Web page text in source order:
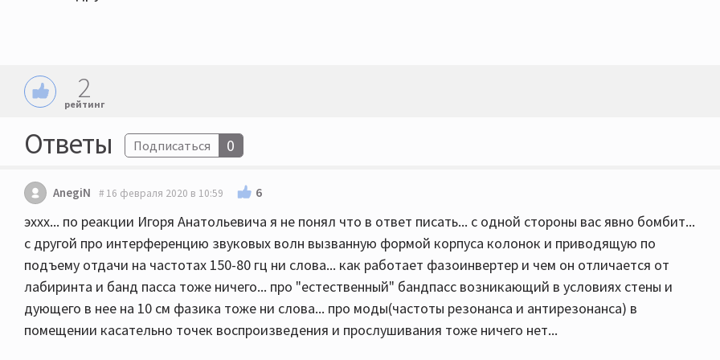
2
рейтинг
Ответы Подписаться 0
AnegiN 16 февраля 2020 в 10:59 6
эххх... по реакции Игоря Анатольевича я не понял что в ответ писать... с одной стороны вас явно бомбит...
с другой про интерференцию звуковых волн вызванную формой корпуса колонок и приводящую по
подъему отдачи на частотах 150-80 гц ни слова... как работает фазоинвертер и чем он отличается от
лабиринта и банд пасса тоже ничего... про "естественный" бандпасс возникающий в условиях стены и
дующего в нее на 10 см фазика тоже ни слова... про моды(частоты резонанса и антирезонанса) в
помещении касательно точек воспроизведения и прослушивания тоже ничего нет...